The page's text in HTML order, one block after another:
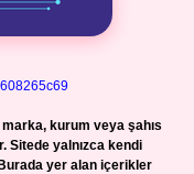
kurum veya şahıs
Sitede yalnızca kendi
Burada yer alan içerikler